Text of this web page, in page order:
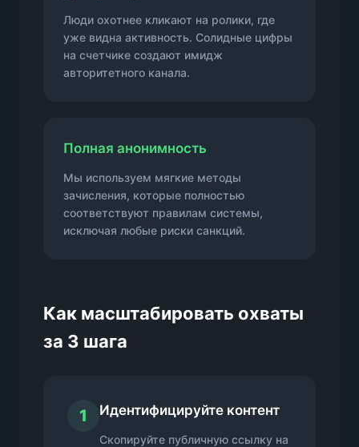
Люди охотнее кликают на ролики, где
уже видна активность. Солидные цифры
на счетчике создают имидж
авторитетного канала.
Полная анонимность
Мы используем мягкие методы
зачисления, которые полностью
соответствуют правилам системы,
исключая любые риски санкций.
Как масштабировать охваты
за 3 шага
1 Идентифицируйте контент
Скопируйте публичную ссылку на